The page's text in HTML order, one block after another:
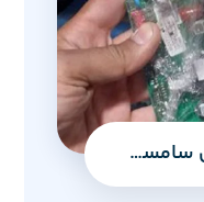
بُرد اینورتر کولر گازی سامسونگ مدل مالدیو